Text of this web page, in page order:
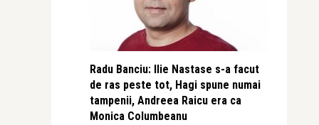
Radu Banciu: Ilie Nastase s-a facut
de ras peste tot, Hagi spune numai
tampenii, Andreea Raicu era ca
Monica Columbeanu